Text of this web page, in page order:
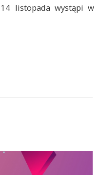
listopada wystąpi w